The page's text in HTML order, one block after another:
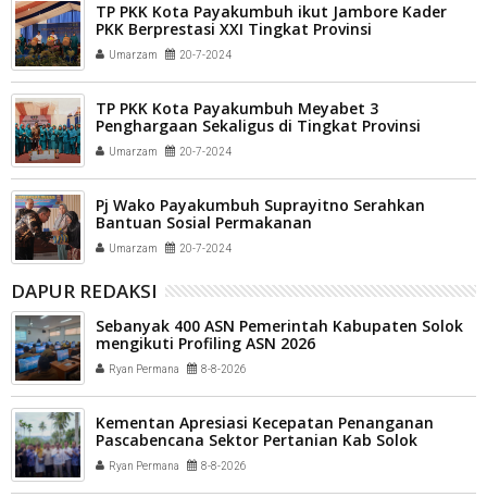
TP PKK Kota Payakumbuh ikut Jambore Kader
PKK Berprestasi XXI Tingkat Provinsi
Umarzam 20-7-2024
TP PKK Kota Payakumbuh Meyabet 3
Penghargaan Sekaligus di Tingkat Provinsi
Sumatera Barat
Umarzam 20-7-2024
Pj Wako Payakumbuh Suprayitno Serahkan
Bantuan Sosial Permakanan
Umarzam 20-7-2024
DAPUR REDAKSI
Sebanyak 400 ASN Pemerintah Kabupaten Solok
mengikuti Profiling ASN 2026
Ryan Permana 8-8-2026
Kementan Apresiasi Kecepatan Penanganan
Pascabencana Sektor Pertanian Kab Solok
Ryan Permana 8-8-2026